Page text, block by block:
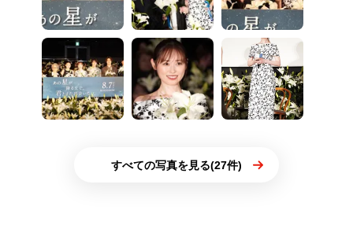
すべての写真を見る(27件)